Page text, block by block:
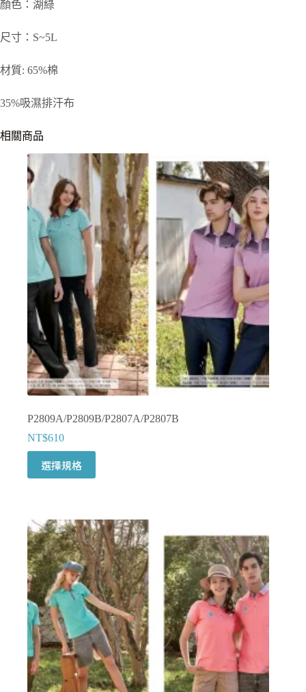
顏色：湖綠
尺寸：S~5L
材質: 65%棉
35%吸濕排汗布
相關商品
P2809A/P2809B/P2807A/P2807B
NT$610
選擇規格
產
多
種
款
式。
可
在
產
品
頁
面